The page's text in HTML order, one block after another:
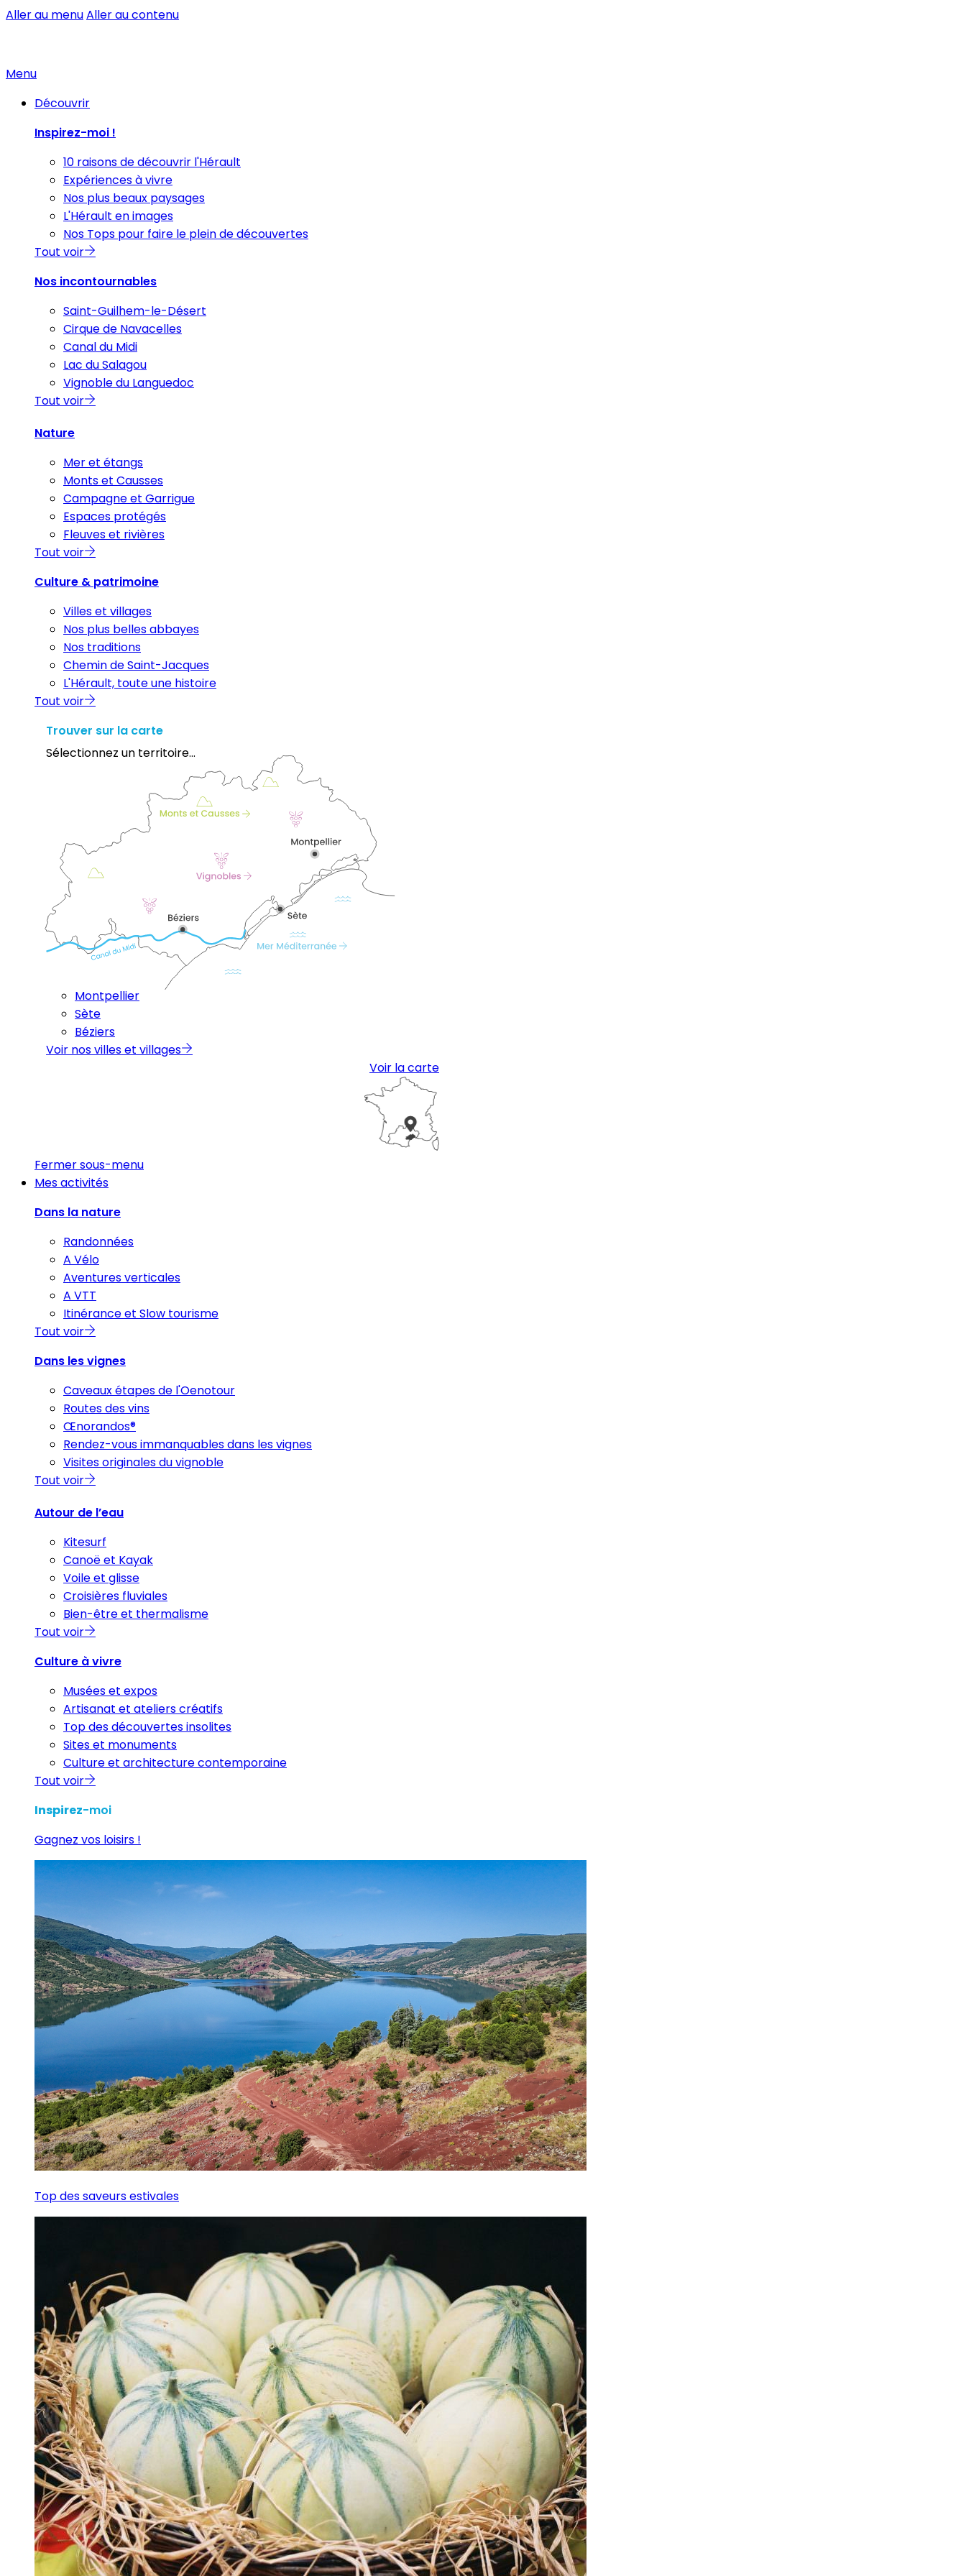
Aller au menuAller au contenu
Menu
Découvrir
Inspirez-moi !
10 raisons de découvrir l'Hérault
Expériences à vivre
Nos plus beaux paysages
L'Hérault en images
Nos Tops pour faire le plein de découvertes
Tout voir
Nos incontournables
Saint-Guilhem-le-Désert
Cirque de Navacelles
Canal du Midi
Lac du Salagou
Vignoble du Languedoc
Tout voir
Nature
Mer et étangs
Monts et Causses
Campagne et Garrigue
Espaces protégés
Fleuves et rivières
Tout voir
Culture & patrimoine
Villes et villages
Nos plus belles abbayes
Nos traditions
Chemin de Saint-Jacques
L'Hérault, toute une histoire
Tout voir
Trouver sur la carte
Sélectionnez un territoire...
Montpellier
Sète
Béziers
Voir nos villes et villages
Voir la carte
Fermer sous-menu
Mes activités
Dans la nature
Randonnées
A Vélo
Aventures verticales
A VTT
Itinérance et Slow tourisme
Tout voir
Dans les vignes
Caveaux étapes de l'Oenotour
Routes des vins
Œnorandos®
Rendez-vous immanquables dans les vignes
Visites originales du vignoble
Tout voir
Autour de l’eau
Kitesurf
Canoë et Kayak
Voile et glisse
Croisières fluviales
Bien-être et thermalisme
Tout voir
Culture à vivre
Musées et expos
Artisanat et ateliers créatifs
Top des découvertes insolites
Sites et monuments
Culture et architecture contemporaine
Tout voir
Inspirez-moi
Gagnez vos loisirs !
Top des saveurs estivales